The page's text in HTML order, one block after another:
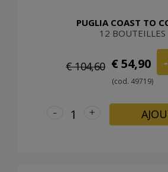
PUGLIA COAST TO
12 BOUTEILLES
€ 104,60 € 54,90
(cod. 49719)
+
-